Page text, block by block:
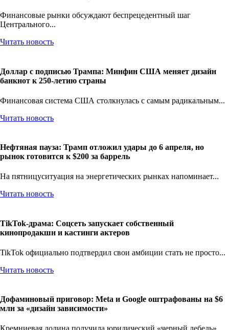
Финансовые рынки обсуждают беспрецедентный шаг
Центрального...
Читать новость
Доллар с подписью Трампа: Минфин США меняет дизайн
банкнот к 250-летию страны
Финансовая система США столкнулась с самым радикальным...
Читать новость
Нефтяная пауза: Трамп отложил удары до 6 апреля, но
рынок готовится к $200 за баррель
На пятницуситуация на энергетических рынках напоминает...
Читать новость
TikTok-драма: Соцсеть запускает собственный
кинопродакшн и кастинги актеров
TikTok официально подтвердил свои амбиции стать не просто...
Читать новость
Дофаминовый приговор: Meta и Google оштрафованы на $6
млн за «дизайн зависимости»